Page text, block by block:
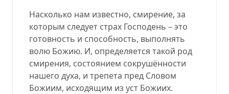
Насколько нам известно, смирение, за
которым следует страх Господень – это
готовность и способность, выполнять
волю Божию. И, определяется такой род
смирения, состоянием сокрушённости
нашего духа, и трепета пред Словом
Божиим, исходящим из уст Божиих.